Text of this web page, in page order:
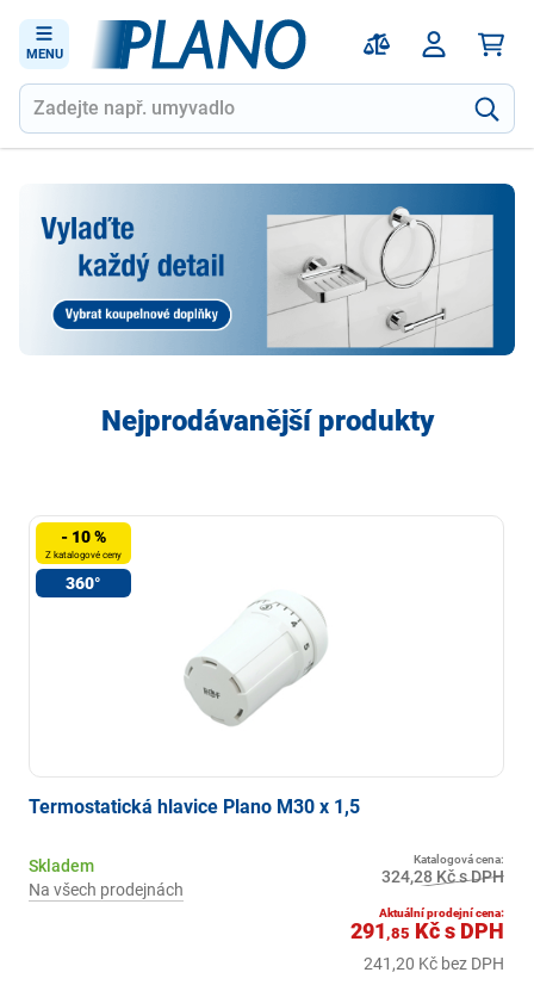
MENU
Nejprodávanější produkty
- 10 %
Z katalogové ceny
360°
Termostatická hlavice Plano M30 x 1,5
Skladem
Na všech prodejnách
Katalogová cena:
324,28 Kč s DPH
Aktuální prodejní cena:
291 ,85 Kčs DPH
241,20 Kč bez DPH